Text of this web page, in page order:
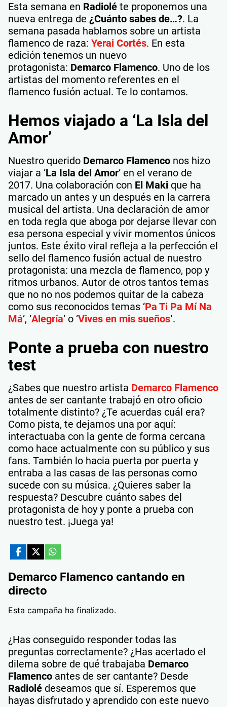
Esta semana en Radiolé te proponemos una
nueva entrega de ¿Cuánto sabes de…?. La
semana pasada hablamos sobre un artista
flamenco de raza: Yerai Cortés. En esta
edición tenemos un nuevo
protagonista: Demarco Flamenco. Uno de los
artistas del momento referentes en el
flamenco fusión actual. Te lo contamos.
Hemos viajado a ‘La Isla del
Amor’
Nuestro querido Demarco Flamenco nos hizo
viajar a ‘La Isla del Amor‘ en el verano de
2017. Una colaboración con El Maki que ha
marcado un antes y un después en la carrera
musical del artista. Una declaración de amor
en toda regla que aboga por dejarse llevar con
esa persona especial y vivir momentos únicos
juntos. Este éxito viral refleja a la perfección el
sello del flamenco fusión actual de nuestro
protagonista: una mezcla de flamenco, pop y
ritmos urbanos. Autor de otros tantos temas
que no no nos podemos quitar de la cabeza
como sus reconocidos temas ‘Pa Ti Pa Mí Na
Má‘, ‘Alegría‘ o ‘Vives en mis sueños‘.
Ponte a prueba con nuestro
test
¿Sabes que nuestro artista Demarco Flamenco
antes de ser cantante trabajó en otro oficio
totalmente distinto? ¿Te acuerdas cuál era?
Como pista, te dejamos una por aquí:
interactuaba con la gente de forma cercana
como hace actualmente con su público y sus
fans. También lo hacia puerta por puerta y
entraba a las casas de las personas como
sucede con su música. ¿Quieres saber la
respuesta? Descubre cuánto sabes del
protagonista de hoy y ponte a prueba con
nuestro test. ¡Juega ya!
¿Has conseguido responder todas las
preguntas correctamente? ¿Has acertado el
dilema sobre de qué trabajaba Demarco
Flamenco antes de ser cantante? Desde
Radiolé deseamos que sí. Esperemos que
hayas disfrutado y aprendido con este nuevo